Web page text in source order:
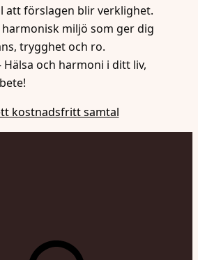
att förslagen blir verklighet.
miljö som ger dig
trygghet och ro.
Hälsa och harmoni i ditt liv,
kostnadsfritt samtal